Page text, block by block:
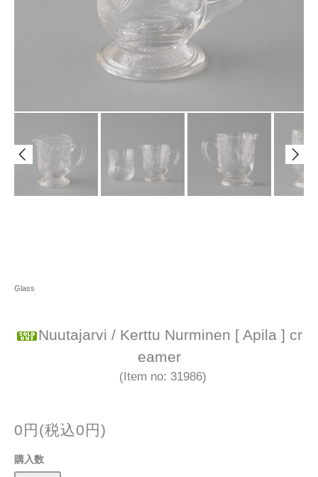
Glass
Nuutajarvi / Kerttu Nurminen [ Apila ] cr
eamer
(Item no: 31986)
0円(税込0円)
購入数